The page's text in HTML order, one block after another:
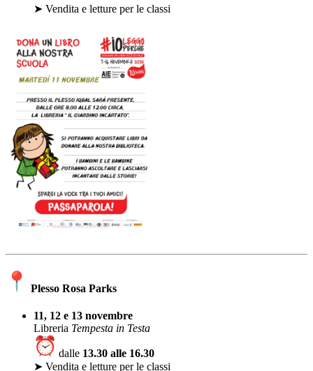
➤ Vendita e letture per le classi
Plesso Rosa Parks
11, 12 e 13 novembre
Libreria Tempesta in Testa
dalle 13.30 alle 16.30
➤ Vendita e letture per le classi